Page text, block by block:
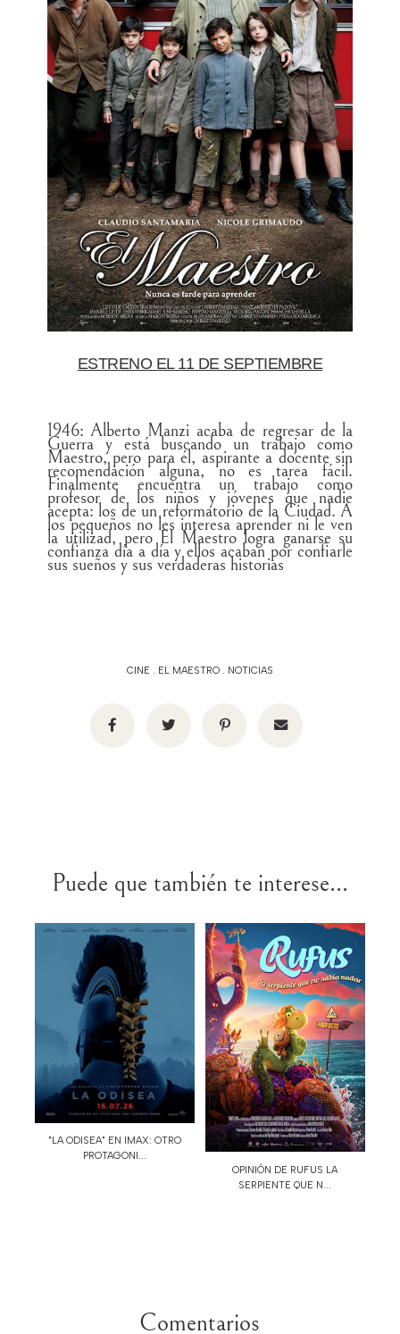
ESTRENO EL 11 DE SEPTIEMBRE
1946: Alberto Manzi acaba de regresar de la
Guerra y está buscando un trabajo como
Maestro, pero para él, aspirante a docente sin
recomendación alguna, no es tarea fácil.
Finalmente encuentra un trabajo como
profesor de los niños y jóvenes que nadie
acepta: los de un reformatorio de la Ciudad. A
los pequeños no les interesa aprender ni le ven
la utilizad, pero El Maestro logra ganarse su
confianza día a día y ellos acaban por confiarle
sus sueños y sus verdaderas historias
CINE . EL MAESTRO. NOTICIAS
Puede que también te interese...
"LA ODISEA" EN IMAX: OTRO
PROTAGONI...
OPINIÓN DE RUFUS LA
SERPIENTE QUE N...
Comentarios